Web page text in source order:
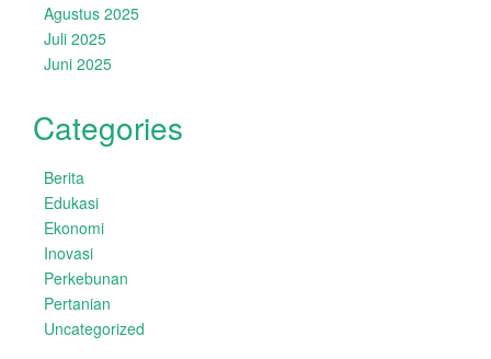
Agustus 2025
Juli 2025
Juni 2025
Categories
Berita
Edukasi
Ekonomi
Inovasi
Perkebunan
Pertanian
Uncategorized